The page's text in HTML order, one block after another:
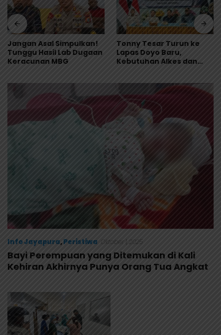
Jangan Asal Simpulkan!
Tunggu Hasil Lab Dugaan
Keracunan MBG
Tonny Tesar Turun ke
Lapas Doyo Baru,
Kebutuhan Alkes dan
Info Jayapura,Peristiwa Oktober 1, 2025
Bayi Perempuan yang Ditemukan di Kali
Kehiran Akhirnya Punya Orang Tua Angkat